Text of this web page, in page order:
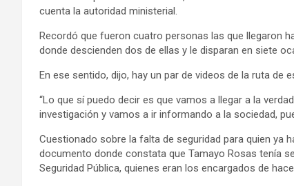
cuenta la autoridad ministerial.
Recordó que fueron cuatro personas las que llegaron
donde descienden dos de ellas y le disparan en siete
En ese sentido, dijo, hay un par de videos de la ruta
“Lo que sí puedo decir es que vamos a llegar a la
investigación y vamos a ir informando a la sociedad,
Cuestionado sobre la falta de seguridad para quien ya
documento donde constata que Tamayo Rosas tenía
Seguridad Pública, quienes eran los encargados de